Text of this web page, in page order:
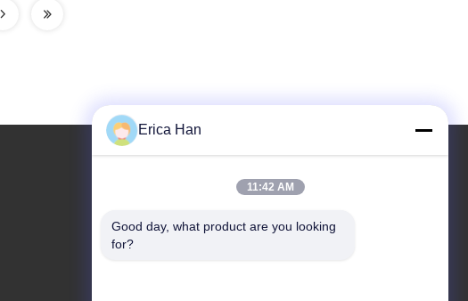
Adres
Erica Han
11:42 AM
Good day, what product are you looking
for?